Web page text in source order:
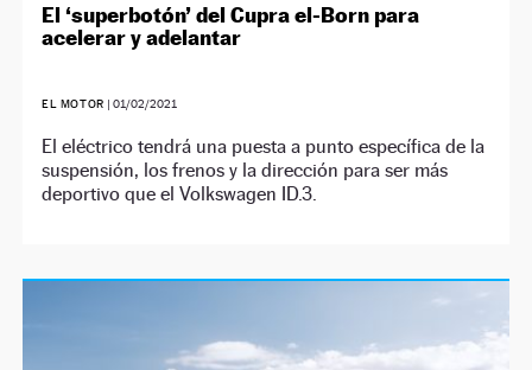
El ‘superbotón’ del Cupra el-Born para
acelerar y adelantar
EL MOTOR |01/02/2021
El eléctrico tendrá una puesta a punto específica de la
suspensión, los frenos y la dirección para ser más
deportivo que el Volkswagen ID.3.